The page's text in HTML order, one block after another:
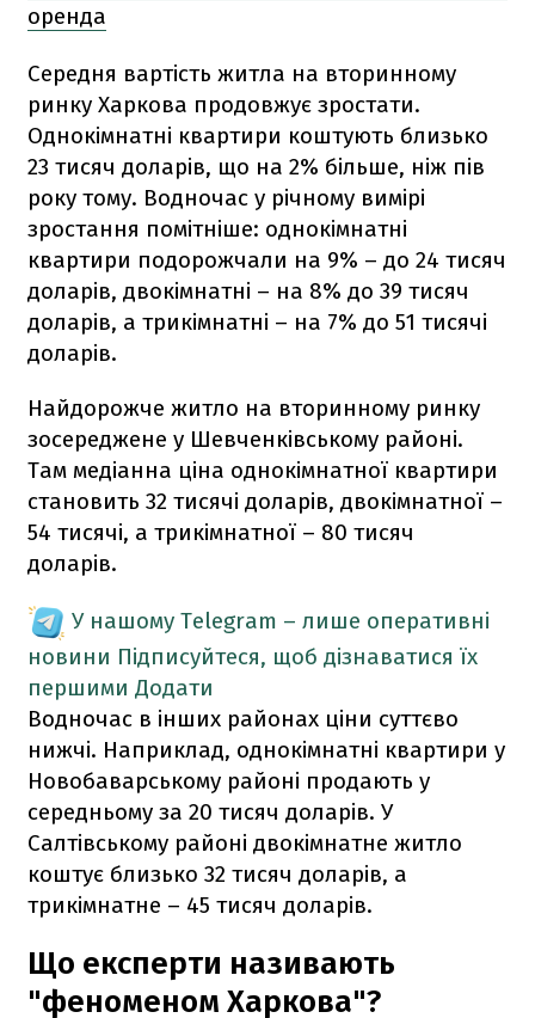
оренда
Середня вартість житла на вторинному
ринку Харкова продовжує зростати.
Однокімнатні квартири коштують близько
23 тисяч доларів, що на 2% більше, ніж пів
року тому. Водночас у річному вимірі
зростання помітніше: однокімнатні
квартири подорожчали на 9% – до 24 тисяч
доларів, двокімнатні – на 8% до 39 тисяч
доларів, а трикімнатні – на 7% до 51 тисячі
доларів.
Найдорожче житло на вторинному ринку
зосереджене у Шевченківському районі.
Там медіанна ціна однокімнатної квартири
становить 32 тисячі доларів, двокімнатної –
54 тисячі, а трикімнатної – 80 тисяч
доларів.
У нашому Telegram – лише оперативні
новини Підписуйтеся, щоб дізнаватися їх
першими Додати
Водночас в інших районах ціни суттєво
нижчі. Наприклад, однокімнатні квартири у
Новобаварському районі продають у
середньому за 20 тисяч доларів. У
Салтівському районі двокімнатне житло
коштує близько 32 тисяч доларів, а
трикімнатне – 45 тисяч доларів.
Що експерти називають
"феноменом Харкова"?